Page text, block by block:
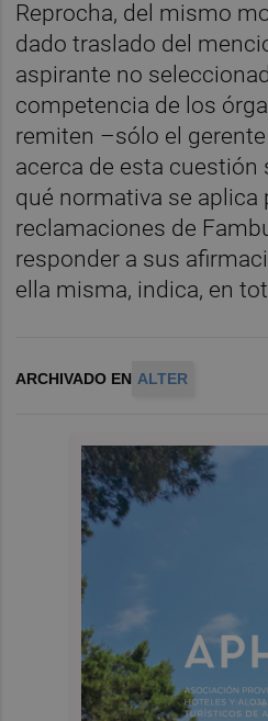
Reprocha, del mismo
dado traslado del
aspirante no
competencia de los
remiten –sólo el
acerca de esta cuestión
qué normativa se aplica
reclamaciones de
responder a sus
ella misma, indica, en
ARCHIVADO EN ALTER